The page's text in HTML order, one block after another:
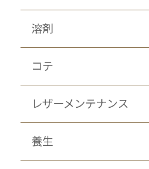
溶剤
コテ
レザーメンテナンス
養生